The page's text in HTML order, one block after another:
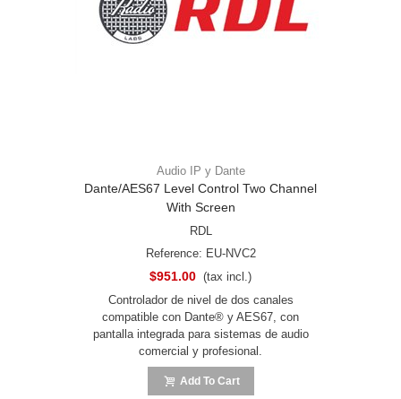
Audio IP y Dante
Dante/AES67 Level Control Two Channel
With Screen
RDL
Reference: EU-NVC2
$951.00 (tax incl.)
Controlador de nivel de dos canales
compatible con Dante® y AES67, con
pantalla integrada para sistemas de audio
comercial y profesional.
Add To Cart